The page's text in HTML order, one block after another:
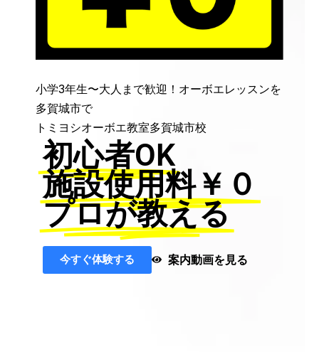
小学3年生〜大人まで歓迎！オーボエレッスンを
多賀城市で
トミヨシオーボエ教室多賀城市校
初心者OK
施設使用料￥０
プロが教える
今すぐ体験する 案内動画を見る